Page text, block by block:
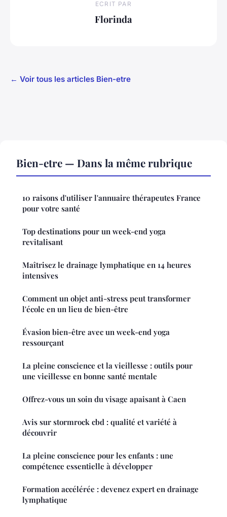
ECRIT PAR
Florinda
← Voir tous les articles Bien-etre
Bien-etre — Dans la même rubrique
10 raisons d'utiliser l'annuaire thérapeutes France
pour votre santé
Top destinations pour un week-end yoga
revitalisant
Maîtrisez le drainage lymphatique en 14 heures
intensives
Comment un objet anti-stress peut transformer
l'école en un lieu de bien-être
Évasion bien-être avec un week-end yoga
ressourçant
La pleine conscience et la vieillesse : outils pour
une vieillesse en bonne santé mentale
Offrez-vous un soin du visage apaisant à Caen
Avis sur stormrock cbd : qualité et variété à
découvrir
La pleine conscience pour les enfants : une
compétence essentielle à développer
Formation accélérée : devenez expert en drainage
lymphatique